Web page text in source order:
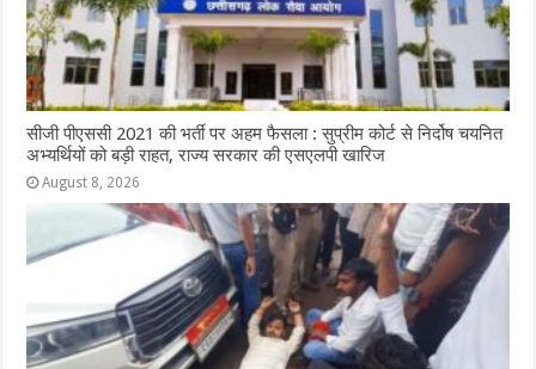
सीजी पीएससी 2021 की भर्ती पर अहम फैसला : सुप्रीम कोर्ट से निर्दोष चयनित
अभ्यर्थियों को बड़ी राहत, राज्य सरकार की एसएलपी खारिज
August 8, 2026